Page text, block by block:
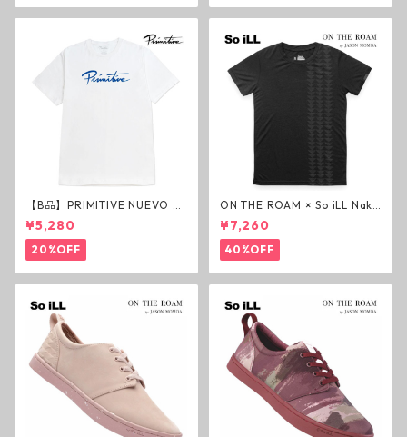
【B品】PRIMITIVE NUEVO SC
RIPT HW TEE WHITE ヘビー
ウェイトTシャツ ホワイト プ
リミティブ
¥5,280
20%OFF
ON THE ROAM × So iLL Nako
a Tee Tシャツ ウルフブラック
オンザローム ジェイソンモモ
ア OTR ビンテージ加工
¥7,260
40%OFF